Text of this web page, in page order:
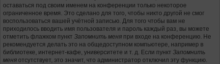
оставаться под своим именем на конференции только некоторое
ограниченное время. Это сделано для того, чтобы никто другой не смог
воспользоваться вашей учётной записью. Для того чтобы вам не
приходилось вводить имя пользователя и пароль каждый раз, вы можете
отметить флажком пункт Запомнить меня при входе на конференцию. Не
рекомендуется делать это на общедоступном компьютере, например в
библиотеке, интернет-кафе, университете и т. д. Если пункт Запомнить
меня отсутствует, это значит, что администратор отключил эту функцию.